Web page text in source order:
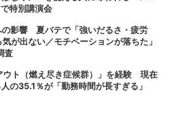
特別講演会
の影響 夏バテで「強いだるさ・疲労
が出ない／モチベーションが落ちた」
査
ウト（燃え尽き症候群）」を経験 現在
の35.1％が「勤務時間が長すぎる」